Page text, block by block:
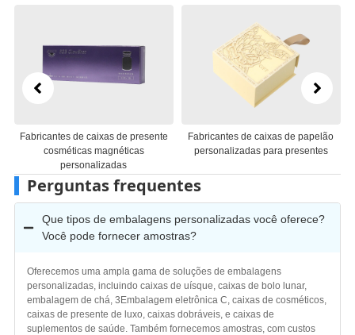
de presente
Fabricantes de caixas de papelão
personalizadas para presentes
Fabricantes de
caixas de
Perguntas frequentes
Que tipos de embalagens personalizadas você oferece?
Você pode fornecer amostras?
Oferecemos uma ampla gama de soluções de embalagens
personalizadas, incluindo caixas de uísque, caixas de bolo lunar,
embalagem de chá, 3Embalagem eletrônica C, caixas de cosméticos,
caixas de presente de luxo, caixas dobráveis, e caixas de
suplementos de saúde. Também fornecemos amostras, com custos